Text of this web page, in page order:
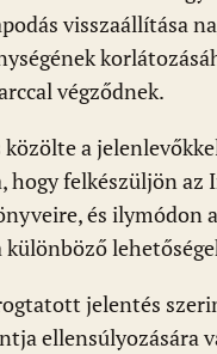
visszaállítása
végződnek.
a
hogy felkészüljön az
és ilymódon
jelentés
ellensúlyozására